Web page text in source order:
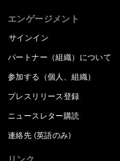
エンゲージメント
サインイン
パートナー（組織）について
参加する（個人、組織）
プレスリリース登録
ニュースレター購読
連絡先 (英語のみ)